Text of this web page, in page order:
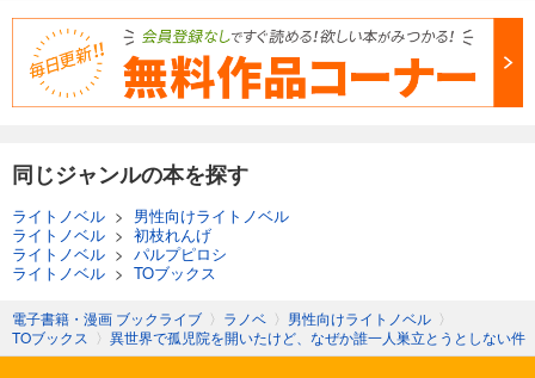
同じジャンルの本を探す
ライトノベル > 男性向けライトノベル
ライトノベル > 初枝れんげ
ライトノベル > パルプピロシ
ライトノベル > TOブックス
電子書籍・漫画 ブックライブ 〉 ラノベ 〉 男性向けライトノベル 〉
TOブックス 〉 異世界で孤児院を開いたけど、なぜか誰一人巣立とうとしない件